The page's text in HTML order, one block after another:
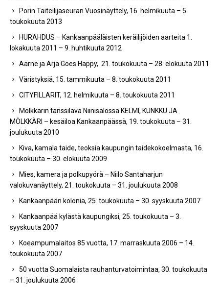
Porin Taiteilijaseuran Vuosinäyttely, 16. helmikuuta – 5.
toukokuuta 2013
HURAHDUS – Kankaanpääläisten keräilijöiden aarteita 1.
lokakuuta 2011 – 9. huhtikuuta 2012
Aarne ja Arja Goes Happy, 21. toukokuuta – 28. elokuuta 2011
Väristyksiä, 15. tammikuuta – 8. toukokuuta 2011
CITYFILLARIT, 12. helmikuuta – 8. toukokuuta 2011
Mölkkärin tanssilava Niinisalossa KELMI, KUNKKU JA
MÖLKKÄRI – kesäiloa Kankaanpäässä, 19. toukokuuta – 31.
joulukuuta 2010
Kiva, kamala taide, teoksia kaupungin taidekokoelmasta, 16.
toukokuuta – 30. elokuuta 2009
Mies, kamera ja polkupyörä – Niilo Santaharjun
valokuvanäyttely, 21. toukokuuta – 31. joulukuuta 2008
Kankaanpään kolonia, 25. toukokuuta – 30. syyskuuta 2007
Kankaanpää kylästä kaupungiksi, 25. toukokuuta – 3.
syyskuuta 2007
Koeampumalaitos 85 vuotta, 17. marraskuuta 2006 – 14.
toukokuuta 2007
50 vuotta Suomalaista rauhanturvatoimintaa, 30. toukokuuta
– 31. joulukuuta 2006